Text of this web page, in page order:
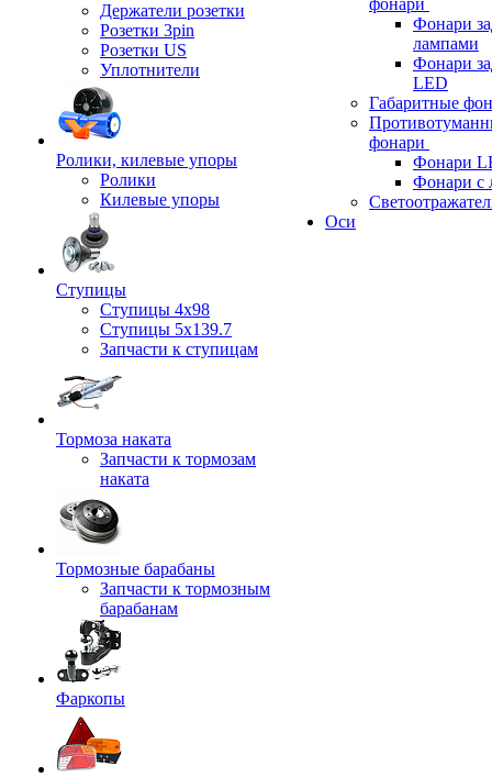
Держатели розетки
Розетки 3pin
Розетки US
Уплотнители
Ролики, килевые упоры
Ролики
Килевые упоры
Ступицы
Ступицы 4x98
Ступицы 5x139.7
Запчасти к ступицам
Тормоза наката
Запчасти к тормозам
наката
Тормозные барабаны
Запчасти к тормозным
барабанам
Фаркопы
фонари
Фонари
лампами
Фонари
LED
Габаритные
фонари
Фонари
Фонари с
Оси